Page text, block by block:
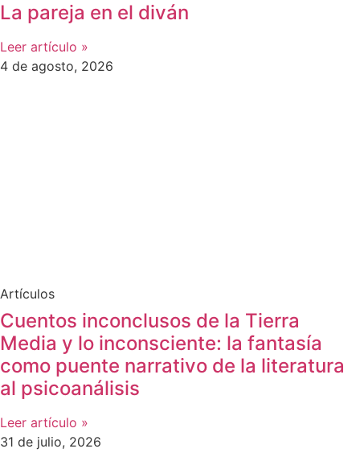
La pareja en el diván
Leer artículo »
4 de agosto, 2026
Artículos
Cuentos inconclusos de la Tierra
Media y lo inconsciente: la fantasía
como puente narrativo de la literatura
al psicoanálisis
Leer artículo »
31 de julio, 2026